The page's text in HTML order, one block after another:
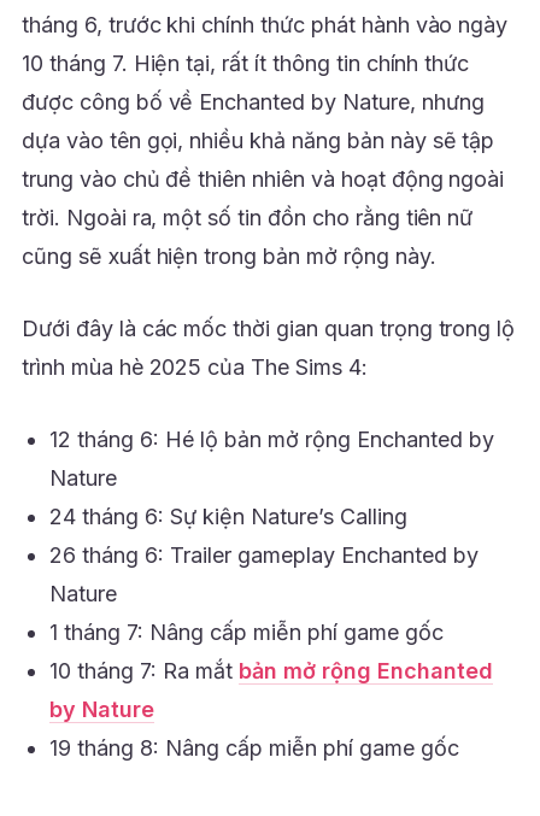
tháng 6, trước khi chính thức phát hành vào ngày
10 tháng 7. Hiện tại, rất ít thông tin chính thức
được công bố về Enchanted by Nature, nhưng
dựa vào tên gọi, nhiều khả năng bản này sẽ tập
trung vào chủ đề thiên nhiên và hoạt động ngoài
trời. Ngoài ra, một số tin đồn cho rằng tiên nữ
cũng sẽ xuất hiện trong bản mở rộng này.
Dưới đây là các mốc thời gian quan trọng trong lộ
trình mùa hè 2025 của The Sims 4:
12 tháng 6: Hé lộ bản mở rộng Enchanted by
Nature
24 tháng 6: Sự kiện Nature’s Calling
26 tháng 6: Trailer gameplay Enchanted by
Nature
1 tháng 7: Nâng cấp miễn phí game gốc
10 tháng 7: Ra mắt bản mở rộng Enchanted
by Nature
19 tháng 8: Nâng cấp miễn phí game gốc